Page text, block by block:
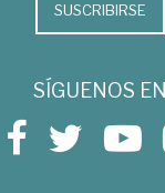
SUSCRIBIRSE
SÍGUENOS EN